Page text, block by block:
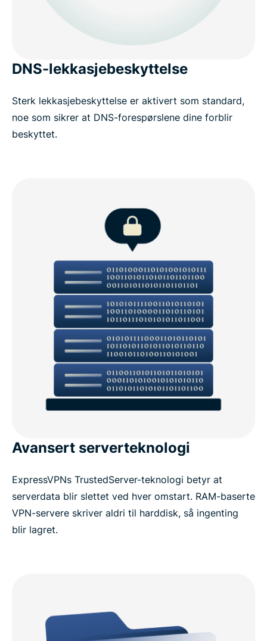
DNS-lekkasjebeskyttelse
Sterk lekkasjebeskyttelse er aktivert som standard,
noe som sikrer at DNS-forespørslene dine forblir
beskyttet.
Avansert serverteknologi
ExpressVPNs TrustedServer-teknologi betyr at
serverdata blir slettet ved hver omstart. RAM-baserte
VPN-servere skriver aldri til harddisk, så ingenting
blir lagret.